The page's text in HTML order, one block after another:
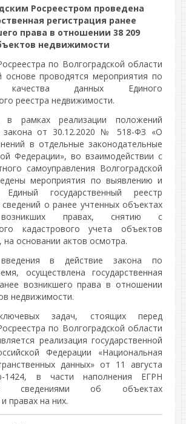
Росреестром проведена
регистрация ранее
права в отношении 38 209
недвижимости
по Волгоградской области
основе проводятся мероприятия по
качества данных Единого
реестра недвижимости.
в рамках реализации положений
закона от 30.12.2020 № 518-ФЗ «О
в отдельные законодательные
Федерации», во взаимодействии с
самоуправления Волгоградской
мероприятия по выявлению и
государственный реестр
о ранее учтенных объектах
правах, снятию с
кадастрового учета объектов
основании актов осмотра.
в действие закона по
осуществлена государственная
возникшего права в отношении
недвижимости.
задач, стоящих перед
по Волгоградской области
реализация государственной
Федерации «Национальная
данных» от 11 августа
в части наполнения ЕГРН
сведениями об объектах
правах на них.